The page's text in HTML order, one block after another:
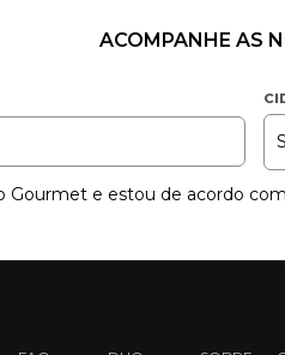
ACOMPANHE AS
Gourmet e estou de acordo